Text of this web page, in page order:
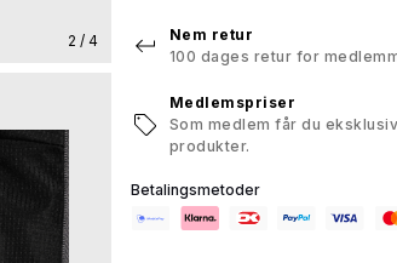
2 / 4
Nem retur
100 dages retur for
Medlemspriser
Som medlem får du
produkter.
Betalingsmetoder